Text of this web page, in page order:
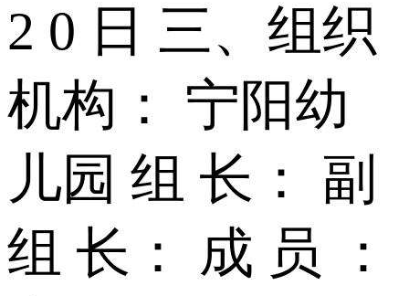
2 0 日 三、组织
机构： 宁阳幼
儿园 组 长： 副
组 长： 成 员 ：